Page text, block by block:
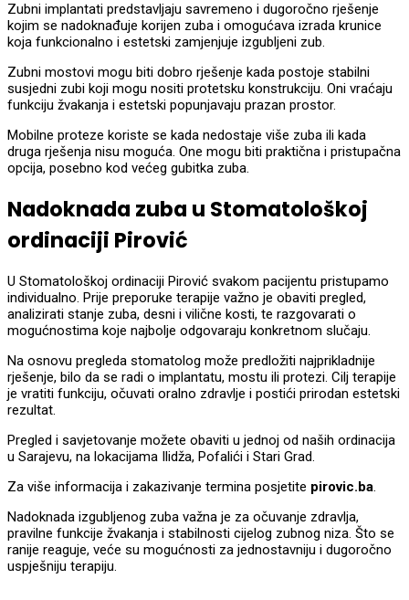
Zubni implantati predstavljaju savremeno i dugoročno rješenje
kojim se nadoknađuje korijen zuba i omogućava izrada krunice
koja funkcionalno i estetski zamjenjuje izgubljeni zub.
Zubni mostovi mogu biti dobro rješenje kada postoje stabilni
susjedni zubi koji mogu nositi protetsku konstrukciju. Oni vraćaju
funkciju žvakanja i estetski popunjavaju prazan prostor.
Mobilne proteze koriste se kada nedostaje više zuba ili kada
druga rješenja nisu moguća. One mogu biti praktična i pristupačna
opcija, posebno kod većeg gubitka zuba.
Nadoknada zuba u Stomatološkoj
ordinaciji Pirović
U Stomatološkoj ordinaciji Pirović svakom pacijentu pristupamo
individualno. Prije preporuke terapije važno je obaviti pregled,
analizirati stanje zuba, desni i vilične kosti, te razgovarati o
mogućnostima koje najbolje odgovaraju konkretnom slučaju.
Na osnovu pregleda stomatolog može predložiti najprikladnije
rješenje, bilo da se radi o implantatu, mostu ili protezi. Cilj terapije
je vratiti funkciju, očuvati oralno zdravlje i postići prirodan estetski
rezultat.
Pregled i savjetovanje možete obaviti u jednoj od naših ordinacija
u Sarajevu, na lokacijama Ilidža, Pofalići i Stari Grad.
Za više informacija i zakazivanje termina posjetite pirovic.ba
Nadoknada izgubljenog zuba važna je za očuvanje zdravlja,
pravilne funkcije žvakanja i stabilnosti cijelog zubnog niza. Što se
ranije reaguje, veće su mogućnosti za jednostavniju i dugoročno
uspješniju terapiju.